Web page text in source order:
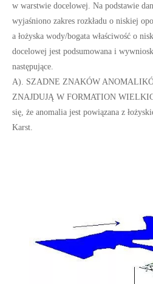
w warstwie docelowej. Na podstawie
wyjaśniono zakres rozkładu o niskiej
a łożyska wody/bogata właściwość o
docelowej jest podsumowana i
następujące.
A). SZADNE ZNAKÓW
ZNAJDUJĄ W FORMATION
się, że anomalia jest powiązana z
Karst.